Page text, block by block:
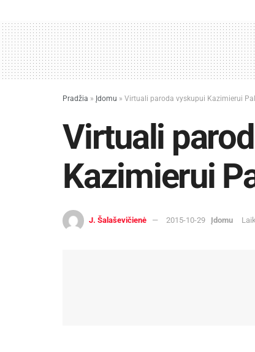
Pradžia » Įdomu » Virtuali paroda vyskupui Kazimierui
Virtuali
Kazimierui
J. Šalaševičienė 2015-10-29 Įdomu